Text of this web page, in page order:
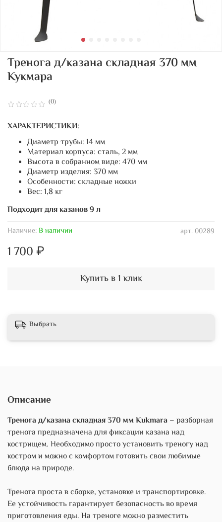
(0)
арт.00289
Наличие:В наличии
Тренога д/казана складная 370 мм
Кукмара
1 700 ₽
Купить в 1 клик
ХАРАКТЕРИСТИКИ:
Диаметр трубы: 14 мм
Материал корпуса: сталь, 2 мм
Высота в собранном виде: 470 мм
Диаметр изделия: 370 мм
Особенности: складные ножки
Вес: 1,8 кг
Подходит для казанов 9 л
Выбрать
Описание
Тренога д/казана складная 370 мм Kukmara – разборная
тренога предназначена для фиксации казана над
кострищем. Необходимо просто установить треногу над
костром и можно с комфортом готовить свои любимые
блюда на природе.
Тренога проста в сборке, установке и транспортировке.
Ее устойчивость гарантирует безопасность во время
приготовления еды. На треноге можно разместить